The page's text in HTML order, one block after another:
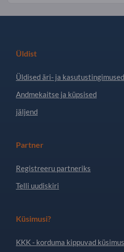
Üldist
Üldised äri- ja kasutustingimused
Andmekaitse ja küpsised
jäljend
Partner
Registreeru partneriks
Telli uudiskiri
Küsimusi?
KKK - korduma kippuvad